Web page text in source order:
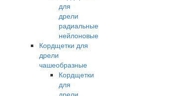
для
дрели
радиальные
нейлоновые
Кордщетки для
дрели
чашеобразные
Кордщетки
для
дрели